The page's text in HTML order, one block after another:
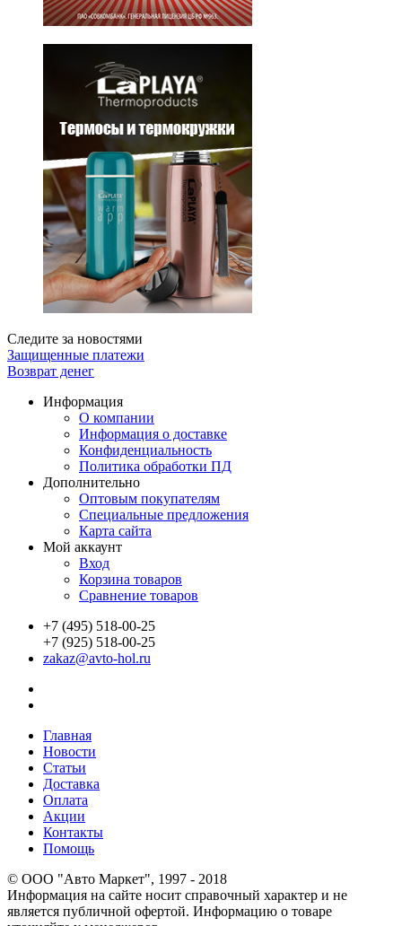
Следите за новостями
Защищенные платежи
Возврат денег
Информация
О компании
Информация о доставке
Конфиденциальность
Политика обработки ПД
Дополнительно
Оптовым покупателям
Специальные предложения
Карта сайта
Мой аккаунт
Вход
Корзина товаров
Сравнение товаров
+7 (495) 518-00-25
+7 (925) 518-00-25
zakaz@avto-hol.ru
Главная
Новости
Статьи
Доставка
Оплата
Акции
Контакты
Помощь
© OOO "Авто Маркет", 1997 - 2018
Информация на сайте носит справочный характер и не
является публичной офертой. Информацию о товаре